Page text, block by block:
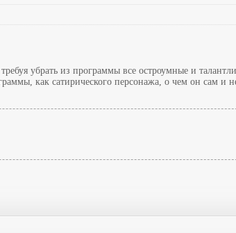
убрать из программы все остроумные и
как сатирического персонажа, о чем он сам и